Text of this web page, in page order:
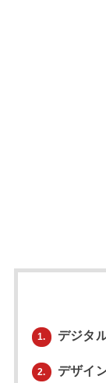
1. デジタ
2. デザイ